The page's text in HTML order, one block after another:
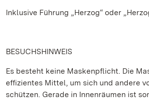
Inklusive Führung „Herzog“ oder
BESUCHSHINWEIS
Es besteht keine Maskenpflicht. Die
effizientes Mittel, um sich und andere
schützen. Gerade in Innenräumen ist